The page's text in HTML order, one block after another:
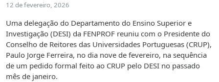
12 de fevereiro, 2026
Uma delegação do Departamento do Ensino Superior e
Investigação (DESI) da FENPROF reuniu com o Presidente do
Conselho de Reitores das Universidades Portuguesas (CRUP),
Paulo Jorge Ferreira, no dia nove de fevereiro, na sequência
de um pedido formal feito ao CRUP pelo DESI no passado
mês de janeiro.